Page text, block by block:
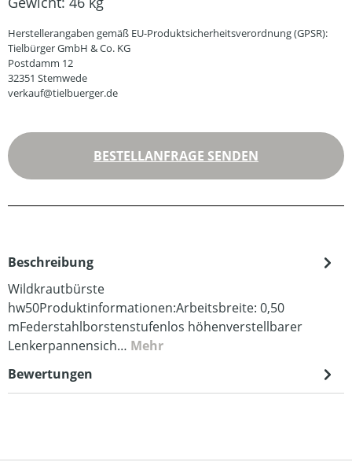
Herstellerangaben gemäß EU-Produktsicherheitsverordnung (GPSR):
Tielbürger GmbH & Co. KG
Postdamm 12
32351 Stemwede
verkauf@tielbuerger.de
BESTELLANFRAGE SENDEN
Beschreibung
Wildkrautbürste
hw50Produktinformationen:Arbeitsbreite: 0,50
mFederstahlborstenstufenlos höhenverstellbarer
Lenkerpannensich… Mehr
Bewertungen